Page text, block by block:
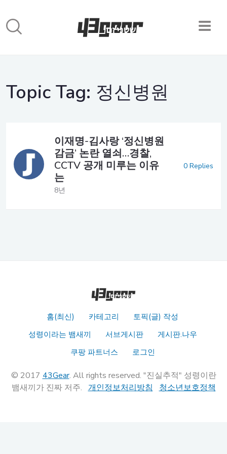
Topic Tag: 정신병원
이재명-김사랑 ‘정신병원
감금’ 논란 열쇠…경찰,
CCTV 공개 미루는 이유
는
8년
0 Replies
홈(최신) 카테고리
토픽(글) 작성
성령이라는 뱀새끼
서브게시판
게시판.나우
쿠팡 파트너스
로그인
© 2017 43Gear. All rights reserved. "진실추적" 성령이란
뱀새끼가 진짜 저주. 개인정보처리방침 청소년보호정책